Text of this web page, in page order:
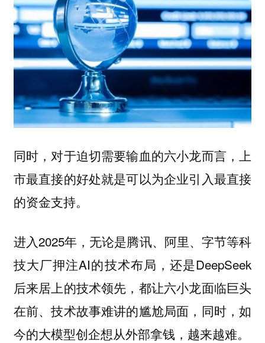
同时，对于迫切需要输血的六小龙而言，上
市最直接的好处就是可以为企业引入最直接
的资金支持。
进入2025年，无论是腾讯、阿里、字节等科
技大厂押注AI的技术布局，还是DeepSeek
后来居上的技术领先，都让六小龙面临巨头
在前、技术故事难讲的尴尬局面，同时，如
今的大模型创企想从外部拿钱，越来越难。